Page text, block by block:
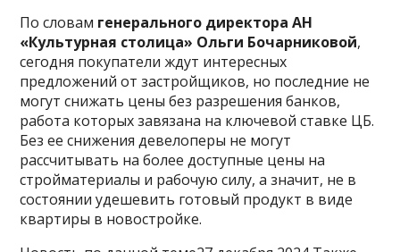
По словам генерального директора АН
«Культурная столица» Ольги Бочарниковой,
сегодня покупатели ждут интересных
предложений от застройщиков, но последние не
могут снижать цены без разрешения банков,
работа которых завязана на ключевой ставке ЦБ.
Без ее снижения девелоперы не могут
рассчитывать на более доступные цены на
стройматериалы и рабочую силу, а значит, не в
состоянии удешевить готовый продукт в виде
квартиры в новостройке.